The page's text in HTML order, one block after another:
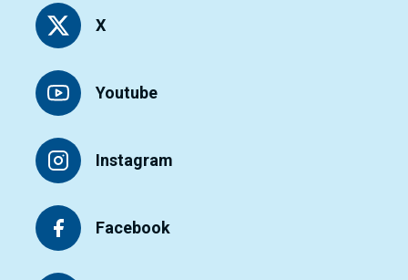
X
Youtube
Instagram
Facebook